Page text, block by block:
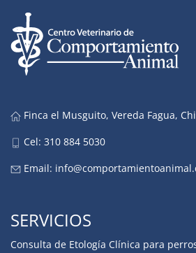
Finca el Musguito, Vereda Fagua,
Cel: 310 884 5030
Email:
SERVICIOS
Consulta de Etología Clínica para